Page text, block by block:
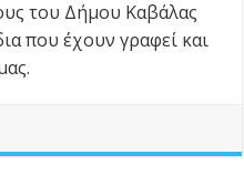
του Δήμου Καβάλας
που έχουν γραφεί και